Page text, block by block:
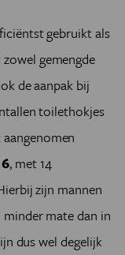
gebruikt als
gemengde
de aanpak bij
toilethokjes
, met 14
zijn mannen
mate dan in
dus wel degelijk